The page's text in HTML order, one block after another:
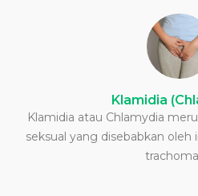
Klamidia
Klamidia atau Chlamydia
seksual yang disebabkan oleh